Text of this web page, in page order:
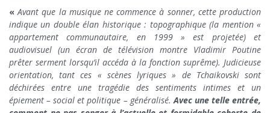
«Avant que la musique ne commence à sonner, cette production
indique un double élan historique : topographique (la mention «
appartement communautaire, en 1999 » est projetée) et
audiovisuel (un écran de télévision montre Vladimir Poutine
prêter serment lorsqu’il accéda à la fonction suprême). Judicieuse
orientation, tant ces « scènes lyriques » de Tchaikovski sont
déchirées entre une tragédie des sentiments intimes et un
épiement – social et politique – généralisé.Avec une telle entrée,